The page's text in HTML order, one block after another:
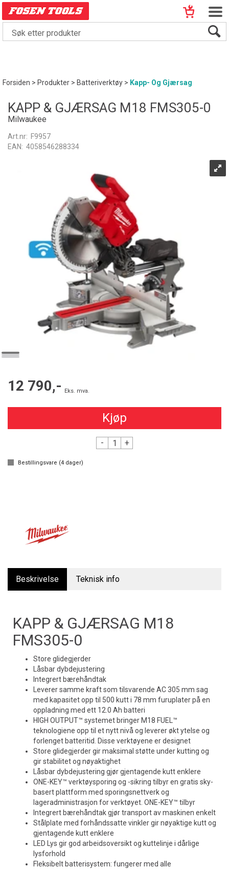
Forsiden>Produkter>Batteriverktøy> Kapp- Og Gjærsag
KAPP & GJÆRSAG M18 FMS305-0
Milwaukee
Art.nr: F9957
EAN: 4058546288334
12 790,- Eks. mva.
Kjøp
- +
Bestillingsvare (4 dager)
Beskrivelse Teknisk info
KAPP & GJÆRSAG M18
FMS305-0
Store glidegjerder
Låsbar dybdejustering
Integrert bærehåndtak
Leverer samme kraft som tilsvarende AC 305 mm sag
med kapasitet opp til 500 kutt i 78 mm furuplater på en
oppladning med ett 12.0 Ah batteri
HIGH OUTPUT™ systemet bringer M18 FUEL™
teknologiene opp til et nytt nivå og leverer økt ytelse og
forlenget batteritid. Disse verktøyene er designet
Store glidegjerder gir maksimal støtte under kutting og
gir stabilitet og nøyaktighet
Låsbar dybdejustering gjør gjentagende kutt enklere
ONE-KEY™ verktøysporing og -sikring tilbyr en gratis sky-
basert plattform med sporingsnettverk og
lageradministrasjon for verktøyet. ONE-KEY™ tilbyr
Integrert bærehåndtak gjør transport av maskinen enkelt
Stålplate med forhåndssatte vinkler gir nøyaktige kutt og
gjentagende kutt enklere
LED Lys gir god arbeidsoversikt og kuttelinje i dårlige
lysforhold
Fleksibelt batterisystem: fungerer med alle